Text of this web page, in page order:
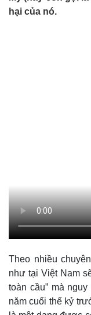
hại của nó.
Theo nhiều
như tại Việt Nam
toàn cầu” mà
năm cuối thế kỷ